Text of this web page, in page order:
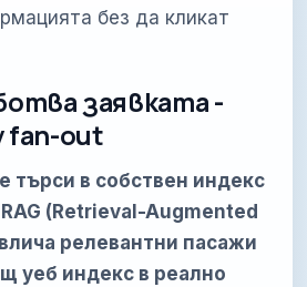
без да кликат
заявката -
fan-out
търси в собствен индекс
(Retrieval-Augmented
релевантни пасажи
уеб индекс в реално